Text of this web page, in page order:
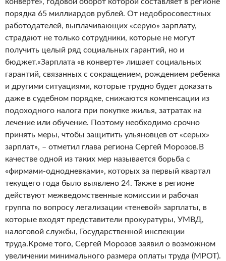
конверте», годовой оборот которой составляет в регионе
порядка 65 миллиардов рублей. От недобросовестных
работодателей, выплачивающих «серую» зарплату,
страдают не только сотрудники, которые не могут
получить целый ряд социальных гарантий, но и
бюджет.«Зарплата «в конверте» лишает социальных
гарантий, связанных с сокращением, рождением ребенка
и другими ситуациями, которые трудно будет доказать
даже в судебном порядке, снижаются компенсации из
подоходного налога при покупке жилья, затратах на
лечение или обучение. Поэтому необходимо срочно
принять меры, чтобы защитить ульяновцев от «серых»
зарплат», – отметил глава региона Сергей Морозов.В
качестве одной из таких мер называется борьба с
«фирмами-однодневками», которых за первый квартал
текущего года было выявлено 24. Также в регионе
действуют межведомственные комиссии и рабочая
группа по вопросу легализации «теневой» зарплаты, в
которые входят представители прокуратуры, УМВД,
налоговой службы, Государственной инспекции
труда.Кроме того, Сергей Морозов заявил о возможном
увеличении минимального размера оплаты труда (МРОТ).